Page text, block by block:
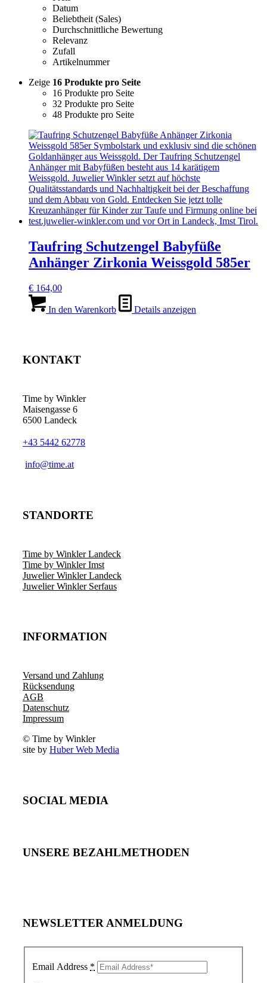
Datum
Beliebtheit (Sales)
Durchschnittliche Bewertung
Relevanz
Zufall
Artikelnummer
Zeige 16 Produkte pro Seite
16 Produkte pro Seite
32 Produkte pro Seite
48 Produkte pro Seite
Taufring Schutzengel Babyfüße
Anhänger Zirkonia Weissgold 585er
€ 164,00
In den Warenkorb Details anzeigen
KONTAKT
Time by Winkler
Maisengasse 6
6500 Landeck
+43 5442 62778
­info@time.at
STANDORTE
Time by Winkler Landeck
Time by Winkler Imst
Juwelier Winkler Landeck
Juwelier Winkler Serfaus
INFORMATION
Versand und Zahlung
Rücksendung
AGB
Datenschutz
Impressum
© Time by Winkler
site by Huber Web Media
SOCIAL MEDIA
UNSERE BEZAHLMETHODEN
NEWSLETTER ANMELDUNG
Email Address *